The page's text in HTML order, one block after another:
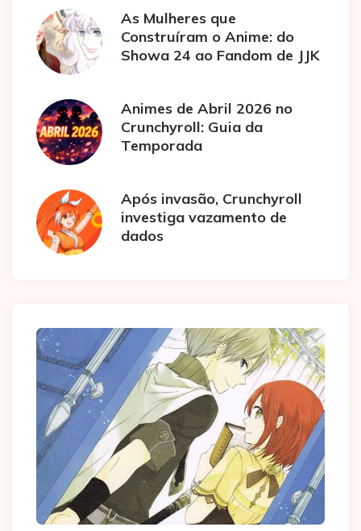
As Mulheres que
Construíram o Anime: do
Showa 24 ao Fandom de JJK
Animes de Abril 2026 no
Crunchyroll: Guia da
Temporada
Após invasão, Crunchyroll
investiga vazamento de
dados